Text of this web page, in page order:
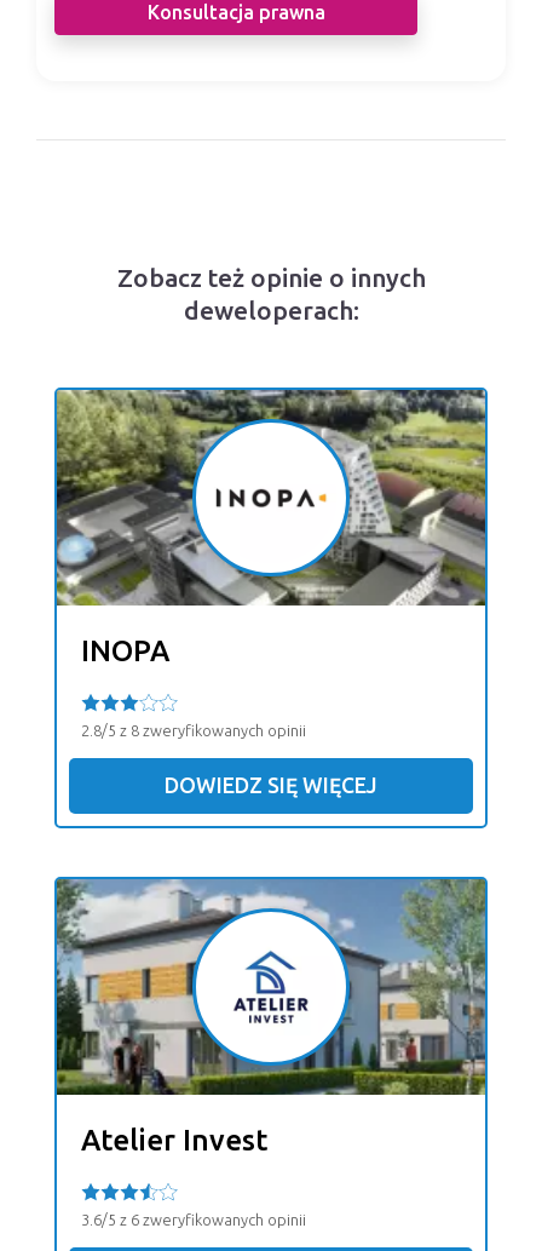
Konsultacja prawna
Zobacz też opinie o innych
deweloperach:
INOPA
2.8/5 z 8 zweryfikowanych opinii
DOWIEDZ SIĘ WIĘCEJ
Atelier Invest
3.6/5 z 6 zweryfikowanych opinii